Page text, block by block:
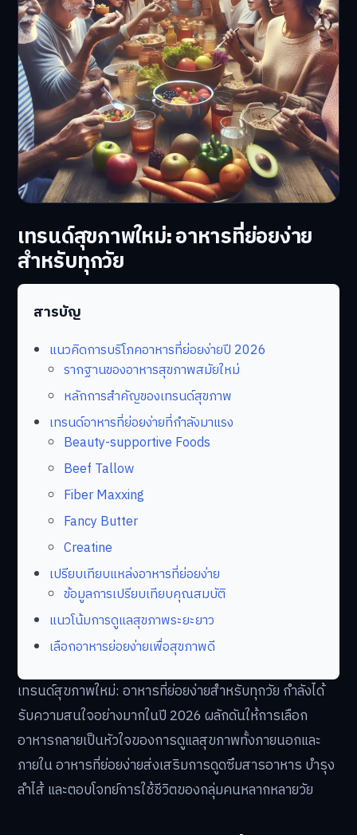
เทรนด์สุขภาพใหม่: อาหารที่ย่อยง่าย
สำหรับทุกวัย
สารบัญ
แนวคิดการบริโภคอาหารที่ย่อยง่ายปี 2026
รากฐานของอาหารสุขภาพสมัยใหม่
หลักการสำคัญของเทรนด์สุขภาพ
เทรนด์อาหารที่ย่อยง่ายที่กำลังมาแรง
Beauty-supportive Foods
Beef Tallow
Fiber Maxxing
Fancy Butter
Creatine
เปรียบเทียบแหล่งอาหารที่ย่อยง่าย
ข้อมูลการเปรียบเทียบคุณสมบัติ
แนวโน้มการดูแลสุขภาพระยะยาว
เลือกอาหารย่อยง่ายเพื่อสุขภาพดี
เทรนด์สุขภาพใหม่: อาหารที่ย่อยง่ายสำหรับทุกวัย กำลังได้
รับความสนใจอย่างมากในปี 2026 ผลักดันให้การเลือก
อาหารกลายเป็นหัวใจของการดูแลสุขภาพทั้งภายนอกและ
ภายใน อาหารที่ย่อยง่ายส่งเสริมการดูดซึมสารอาหาร บำรุง
ลำไส้ และตอบโจทย์การใช้ชีวิตของกลุ่มคนหลากหลายวัย